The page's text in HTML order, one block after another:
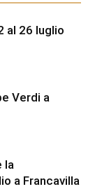
al 26 luglio
Verdi a
la
a Francavilla